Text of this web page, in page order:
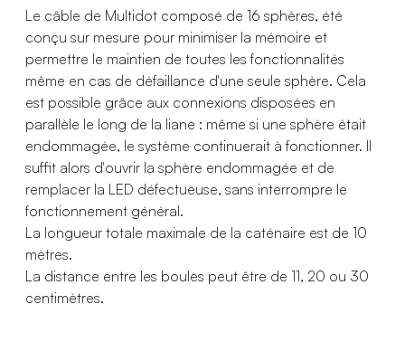
Le câble de Multidot composé de 16 sphères, été
conçu sur mesure pour minimiser la mémoire et
permettre le maintien de toutes les fonctionnalités
même en cas de défaillance d'une seule sphère. Cela
est possible grâce aux connexions disposées en
parallèle le long de la liane : même si une sphère était
endommagée, le système continuerait à fonctionner. Il
suffit alors d'ouvrir la sphère endommagée et de
remplacer la LED défectueuse, sans interrompre le
fonctionnement général.
La longueur totale maximale de la caténaire est de 10
mètres.
La distance entre les boules peut être de 11, 20 ou 30
centimètres.